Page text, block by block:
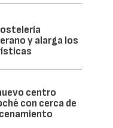
y alarga los
centro
con cerca de